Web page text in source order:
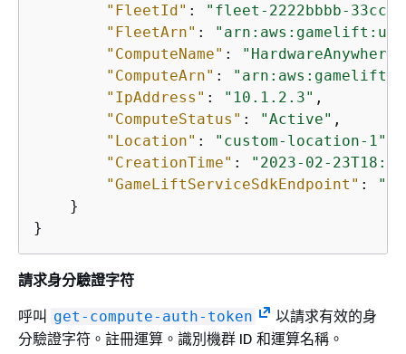
"FleetId" :
"fleet-2222bbbb-33cc-
"FleetArn" :
"arn:aws:gamelift:us-
"ComputeName" : "HardwareAnywhere"
"ComputeArn" :
"IpAddress" : "10.1.2.3" ,
"ComputeStatus" : "Active" ,
"Location" : "custom-location-1"
"CreationTime" :
"2023-02-
"GameLiftServiceSdkEndpoint" :
    }
}
請求身分驗證字符
呼叫 get-compute-auth-token
以請求有效的身
分驗證字符。註冊運算。識別機群 ID 和運算名稱。